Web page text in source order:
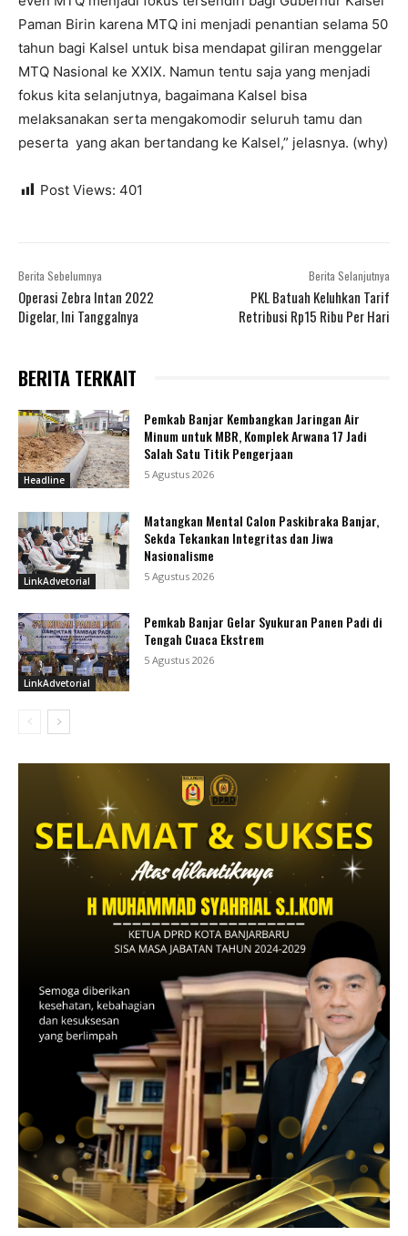
Paman Birin karena MTQ ini menjadi penantian selama 50
tahun bagi Kalsel untuk bisa mendapat giliran menggelar
MTQ Nasional ke XXIX. Namun tentu saja yang menjadi
fokus kita selanjutnya, bagaimana Kalsel bisa
melaksanakan serta mengakomodir seluruh tamu dan
peserta yang akan bertandang ke Kalsel,” jelasnya. (why)
Post Views: 401
Berita Sebelumnya
Operasi Zebra Intan 2022
Digelar, Ini Tanggalnya
Berita Selanjutnya
PKL Batuah Keluhkan Tarif
Retribusi Rp15 Ribu Per Hari
BERITA TERKAIT
Headline
Pemkab Banjar Kembangkan Jaringan Air
Minum untuk MBR, Komplek Arwana 17 Jadi
Salah Satu Titik Pengerjaan
5 Agustus 2026
LinkAdvetorial
Matangkan Mental Calon Paskibraka Banjar,
Sekda Tekankan Integritas dan Jiwa
Nasionalisme
5 Agustus 2026
LinkAdvetorial
Pemkab Banjar Gelar Syukuran Panen Padi di
Tengah Cuaca Ekstrem
5 Agustus 2026